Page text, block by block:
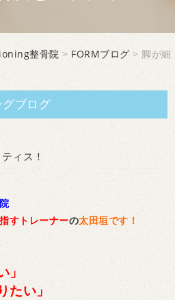
整骨院 > FORMブログ > 脚が細
ブログ
ィス！
すトレーナーの太田垣です！
」
たい」